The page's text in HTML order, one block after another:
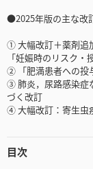
●2025年版の主な改
① 大幅改訂＋薬剤追
「妊娠時のリスク・
② 「肥満患者への投
③ 肺炎，尿路感染症
づく改訂
④ 大幅改訂：寄生虫
目次